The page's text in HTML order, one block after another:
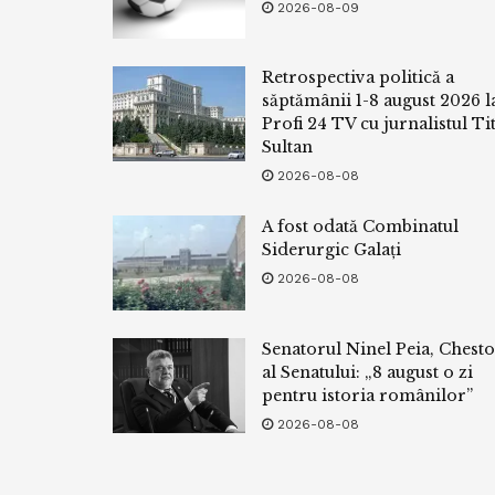
2026-08-09
Retrospectiva politică a
săptămânii 1-8 august 2026
Profi 24 TV cu jurnalistul
Sultan
2026-08-08
A fost odată Combinatul
Siderurgic Galați
2026-08-08
Senatorul Ninel Peia,
al Senatului: „8 august o zi
pentru istoria românilor”
2026-08-08